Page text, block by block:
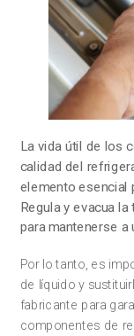
La vida útil de los
calidad del
elemento esencial
Regula y evacua
para mantenerse a
Por lo tanto, es
de líquido y
fabricante para
componentes de